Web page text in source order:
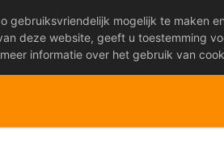
gebruiksvriendelijk mogelijk te maken
deze website, geeft u toestemming
informatie over het gebruik van